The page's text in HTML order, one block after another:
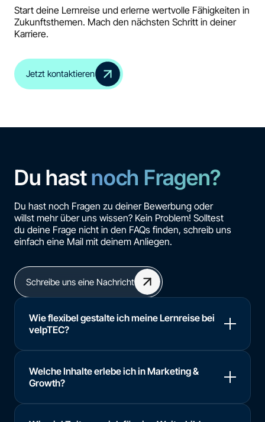
Start deine Lernreise und erlerne wertvolle Fähigkeiten in
Zukunftsthemen. Mach den nächsten Schritt in deiner
Karriere.
Jetzt kontaktieren
Du hastnoch Fragen?
Du hast noch Fragen zu deiner Bewerbung oder
willst mehr über uns wissen? Kein Problem! Solltest
du deine Frage nicht in den FAQs finden, schreib uns
einfach eine Mail mit deinem Anliegen.
Schreibe uns eine Nachricht
Wie flexibel gestalte ich meine Lernreise bei
velpTEC?
Welche Inhalte erlebe ich in Marketing &
Growth?